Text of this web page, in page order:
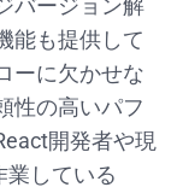
バージョン解
能も提供して
ーに欠かせな
性の高いパフ
開発者や現
している